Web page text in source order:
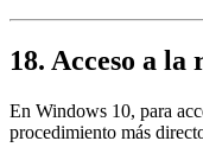
18. Acceso a
En Windows 10, para
procedimiento más